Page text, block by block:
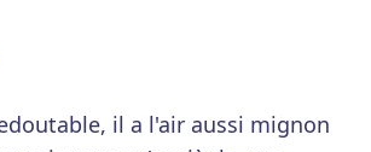
il a l'air aussi mignon